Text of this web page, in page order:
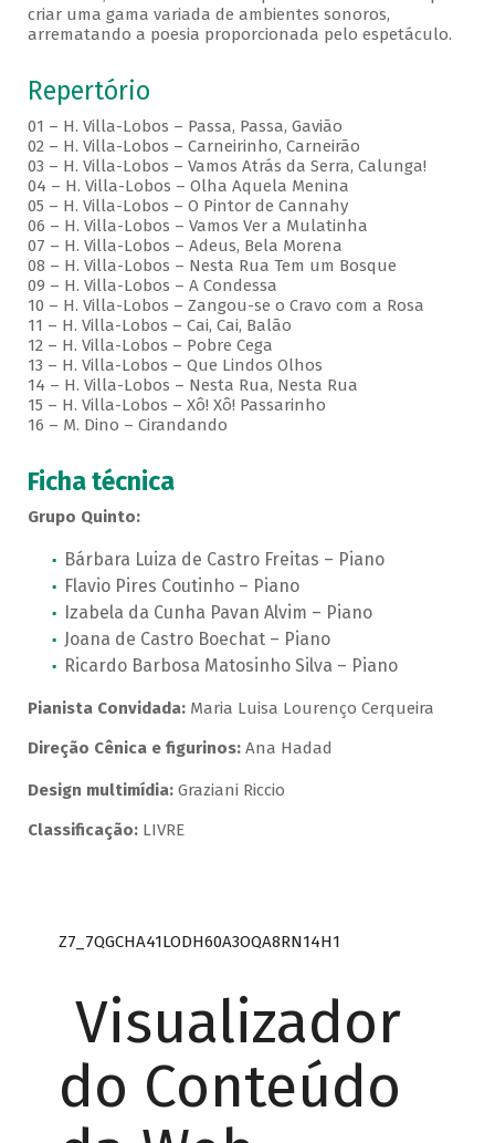
criar uma gama variada de ambientes sonoros,
arrematando a poesia proporcionada pelo espetáculo.
Repertório
01 – H. Villa-Lobos – Passa, Passa, Gavião
02 – H. Villa-Lobos – Carneirinho, Carneirão
03 – H. Villa-Lobos – Vamos Atrás da Serra, Calunga!
04 – H. Villa-Lobos – Olha Aquela Menina
05 – H. Villa-Lobos – O Pintor de Cannahy
06 – H. Villa-Lobos – Vamos Ver a Mulatinha
07 – H. Villa-Lobos – Adeus, Bela Morena
08 – H. Villa-Lobos – Nesta Rua Tem um Bosque
09 – H. Villa-Lobos – A Condessa
10 – H. Villa-Lobos – Zangou-se o Cravo com a Rosa
11 – H. Villa-Lobos – Cai, Cai, Balão
12 – H. Villa-Lobos – Pobre Cega
13 – H. Villa-Lobos – Que Lindos Olhos
14 – H. Villa-Lobos – Nesta Rua, Nesta Rua
15 – H. Villa-Lobos – Xô! Xô! Passarinho
16 – M. Dino – Cirandando
Ficha técnica
Grupo Quinto:
Bárbara Luiza de Castro Freitas – Piano
Flavio Pires Coutinho – Piano
Izabela da Cunha Pavan Alvim – Piano
Joana de Castro Boechat – Piano
Ricardo Barbosa Matosinho Silva – Piano
Pianista Convidada: Maria Luisa Lourenço Cerqueira
Direção Cênica e figurinos:Ana Hadad
Design multimídia:Graziani Riccio
Classificação:LIVRE
Z7_7QGCHA41LODH60A3OQA8RN14H1
Visualizador
do Conteúdo